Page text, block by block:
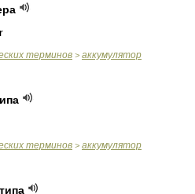
терминов > аккумулятор
терминов > аккумулятор